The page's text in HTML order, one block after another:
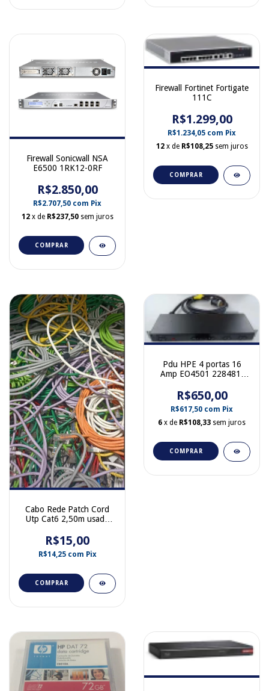
Firewall Sonicwall NSA
E6500 1RK12-0RF
R$2.850,00
R$2.707,50 com Pix
12 x de R$237,50 sem juros
COMPRAR
Firewall Fortinet Fortigate
111C
R$1.299,00
R$1.234,05 com Pix
12 x de R$108,25 sem juros
COMPRAR
Cabo Rede Patch Cord
Utp Cat6 2,50m usado
R$15,00
R$14,25 com Pix
COMPRAR
Pdu HPE 4 portas 16
Amp EO4501 228481-
R$650,00
R$617,50 com Pix
6 x de R$108,33 sem juros
COMPRAR